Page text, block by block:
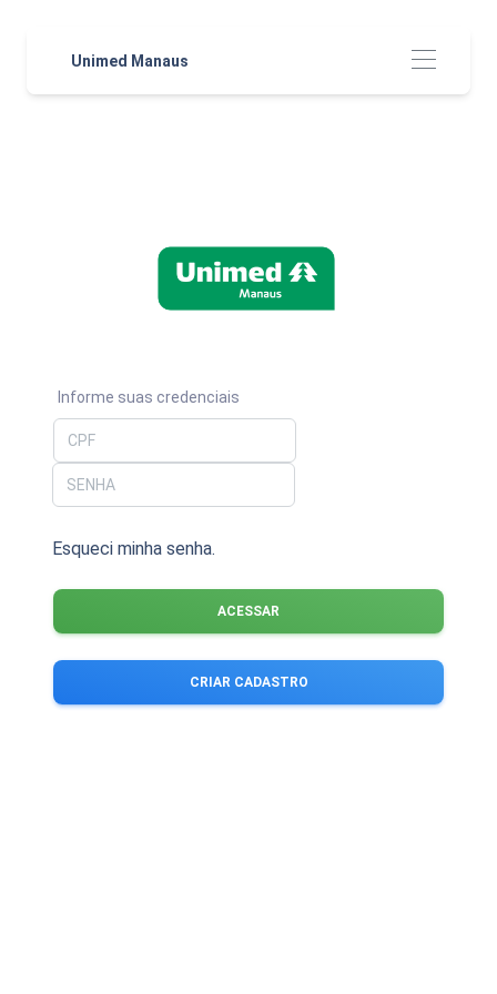
Unimed Manaus
Informe suas credenciais
Esqueci minha senha.
ACESSAR
CRIAR CADASTRO